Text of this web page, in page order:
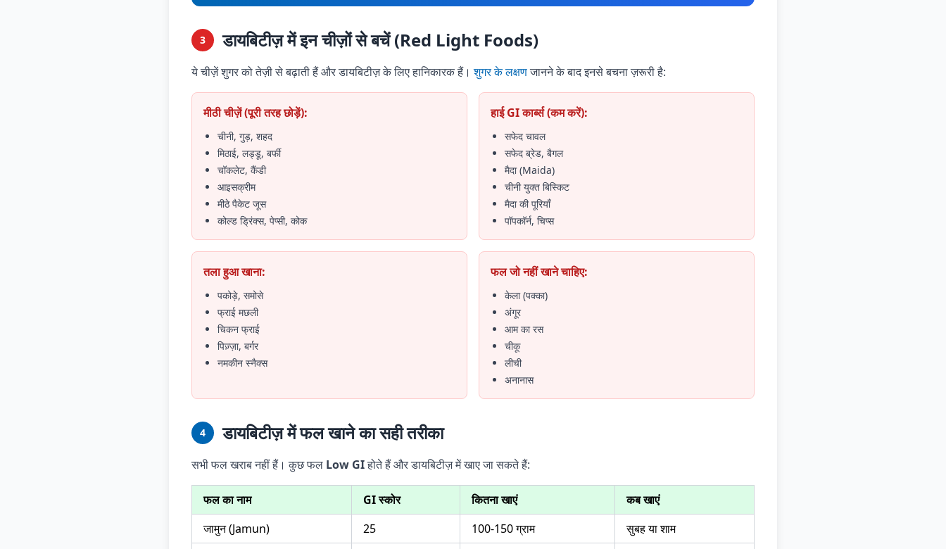
3 डायबिटीज़ में इन चीज़ों से बचें (Red Light Foods)
ये चीज़ें शुगर को तेज़ी से बढ़ाती हैं और डायबिटीज़ के लिए हानिकारक हैं।शुगर के लक्षणजानने के बाद इनसे बचना ज़रूरी है:
मीठी चीज़ें (पूरी तरह छोड़ें):
चीनी, गुड़, शहद
मिठाई, लड्डू, बर्फी
चॉकलेट, कैंडी
आइसक्रीम
मीठे पैकेट जूस
कोल्ड ड्रिंक्स, पेप्सी, कोक
हाई GI कार्ब्स (कम करें):
सफेद चावल
सफेद ब्रेड, बैगल
मैदा (Maida)
चीनी युक्त बिस्किट
मैदा की पूरियाँ
पॉपकॉर्न, चिप्स
तला हुआ खाना:
पकोड़े, समोसे
फ्राई मछली
चिकन फ्राई
पिज़्ज़ा, बर्गर
नमकीन स्नैक्स
फल जो नहीं खाने चाहिए:
केला (पक्का)
अंगूर
आम का रस
चीकू
लीची
अनानास
4 डायबिटीज़ में फल खाने का सही तरीका
सभी फल खराब नहीं हैं। कुछ फल Low GIहोते हैं और डायबिटीज़ में खाए जा सकते हैं:
फल का नाम GI स्कोर कितना खाएं
कब खाएं
जामुन (Jamun)
25 100-150 ग्राम
सुबह या शाम